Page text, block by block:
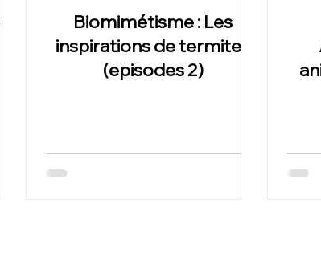
Biomimétisme : Les
inspirations de termites
(episodes 2)